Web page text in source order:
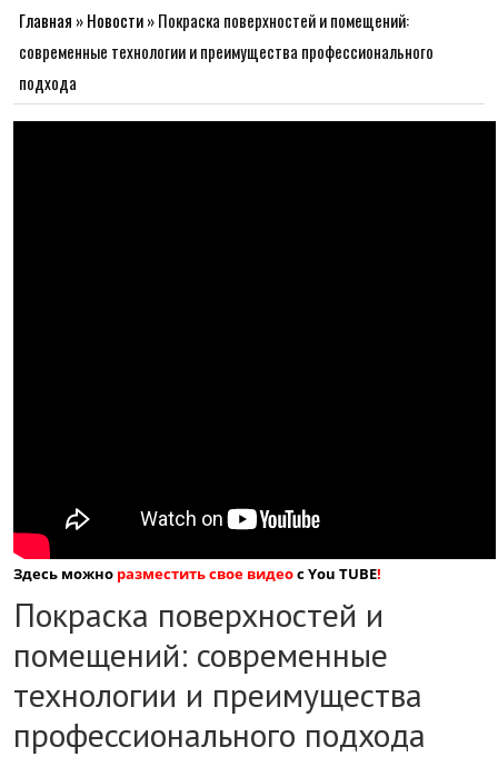
Главная »Новости»Покраска поверхностей и помещений:
современные технологии и преимущества профессионального
подхода
Здесь можно разместить свое видеос You TUBE!
Покраска поверхностей и
помещений: современные
технологии и преимущества
профессионального подхода